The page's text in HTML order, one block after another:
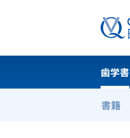
歯学書
書籍
ホーム